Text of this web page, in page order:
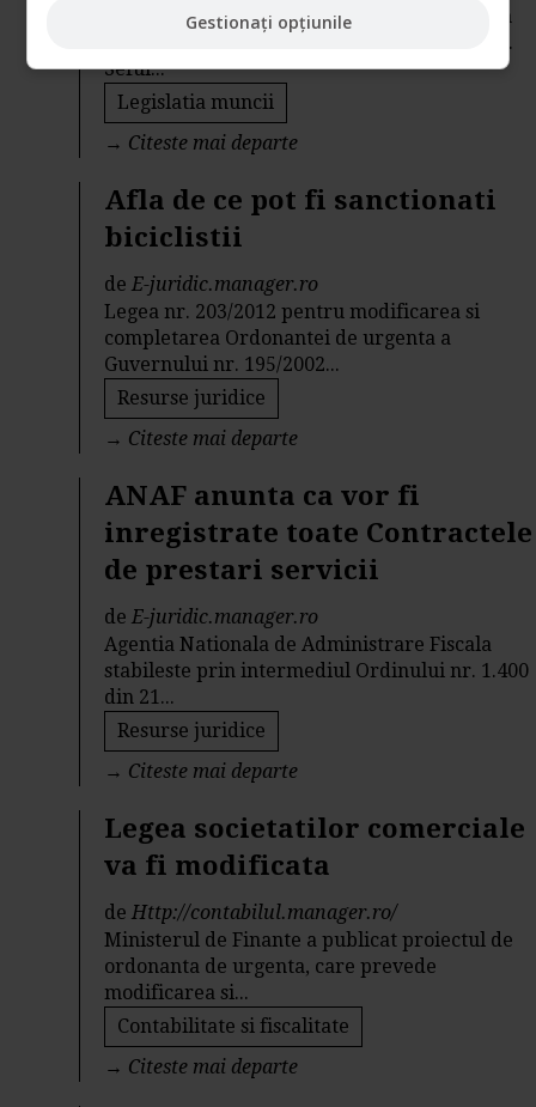
Intrebare: Avem o situatie mai deosebita. Un
angajat a efectuat in 2012 doar 10 zile de CO.
Seful...
Legislatia muncii
→ Citeste mai departe
Afla de ce pot fi sanctionati
biciclistii
deE-juridic.manager.ro
Legea nr. 203/2012 pentru modificarea si
completarea Ordonantei de urgenta a
Guvernului nr. 195/2002...
Resurse juridice
→ Citeste mai departe
ANAF anunta ca vor fi
inregistrate toate Contractele
de prestari servicii
deE-juridic.manager.ro
Agentia Nationala de Administrare Fiscala
stabileste prin intermediul Ordinului nr. 1.400
din 21...
Resurse juridice
→ Citeste mai departe
Legea societatilor comerciale
va fi modificata
deHttp://contabilul.manager.ro/
Ministerul de Finante a publicat proiectul de
ordonanta de urgenta, care prevede
modificarea si...
Contabilitate si fiscalitate
→ Citeste mai departe
Gestionați opțiunile